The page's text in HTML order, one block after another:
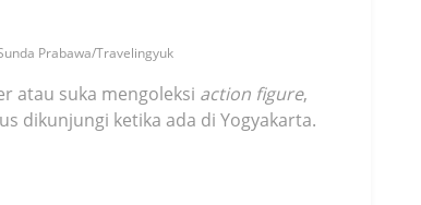
Prabawa/Travelingyuk
atau suka mengoleksi action figure,
dikunjungi ketika ada di Yogyakarta.